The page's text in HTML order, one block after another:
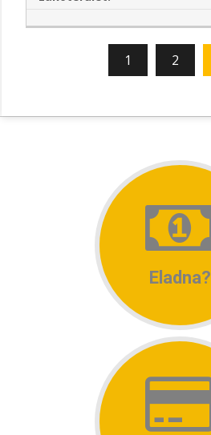
1 2
Eladna?